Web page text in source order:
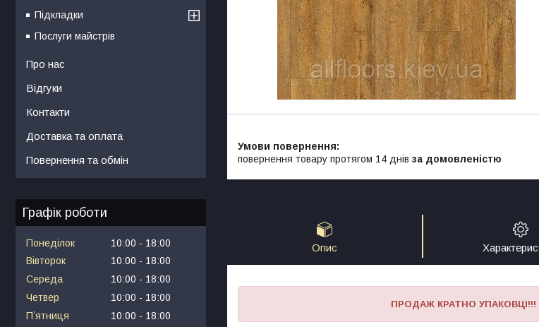
повернення товару протягом 14 днів за домовленістю
Опис
ПРОДАЖ КРАТНО УПАКОВЦІ!!!
Підкладки
Послуги майстрів
Про нас
Відгуки
Контакти
Доставка та оплата
Повернення та обмін
Графік роботи
Понеділок 10:00
18:00
Вівторок
10:00
18:00
Середа
10:00
18:00
Четвер
10:00
18:00
Пʼятниця
10:00
18:00